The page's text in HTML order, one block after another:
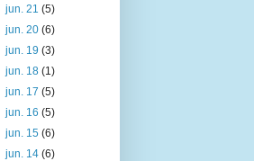
jun. 21 (5)
jun. 20 (6)
jun. 19 (3)
jun. 18 (1)
jun. 17 (5)
jun. 16 (5)
jun. 15 (6)
jun. 14 (6)